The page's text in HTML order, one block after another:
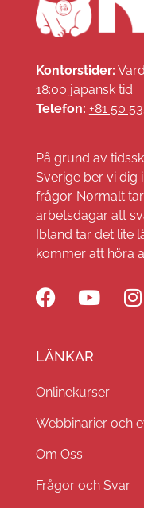
Kontorstider:
18:00 japansk tid
Telefon: +81 50
På grund av
Sverige ber vi dig
frågor. Normalt
arbetsdagar att
Ibland tar det lite
kommer att höra
LÄNKAR
Onlinekurser
Webbinarier och
Om Oss
Frågor och Svar